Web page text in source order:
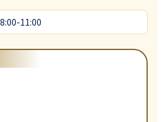
11:00